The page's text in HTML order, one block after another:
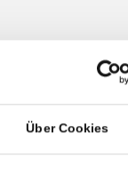
Über Cookies